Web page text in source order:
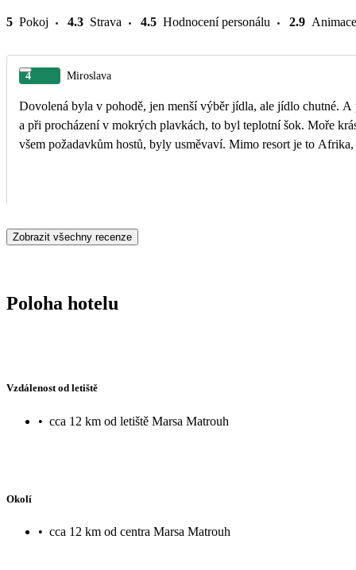
5 Pokoj 4.3 Strava 4.5 Hodnocení personálu 2.9 Animace
4 Miroslava
Dovolená byla v pohodě, jen menší výběr jídla, ale jídlo chutné. A
a při procházení v mokrých plavkách, to byl teplotní šok. Moře
všem požadavkům hostů, byly usměvaví. Mimo resort je to
Zobrazit všechny recenze
Poloha hotelu
Vzdálenost od letiště
• cca 12 km od letiště Marsa Matrouh
Okolí
• cca 12 km od centra Marsa Matrouh